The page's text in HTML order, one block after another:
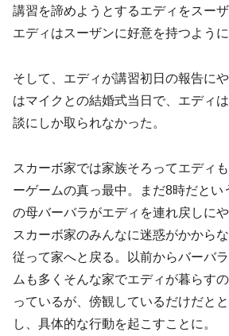
講習を諦めようとするエディをスー
エディはスーザンに好意を持つように
そして、エディが講習初日の報告に
はマイクとの結婚式当日で、エディ
談にしか取られなかった。
スカーボ家では家族そろってエディ
ーゲームの真っ最中。まだ8時だとい
の母バーバラがエディを連れ戻しに
スカーボ家のみんなに迷惑がかから
従って家へと戻る。以前からバーバ
ムも多くそんな家でエディが暮らす
っているが、傍観しているだけだと
し、具体的な行動を起こすことに。